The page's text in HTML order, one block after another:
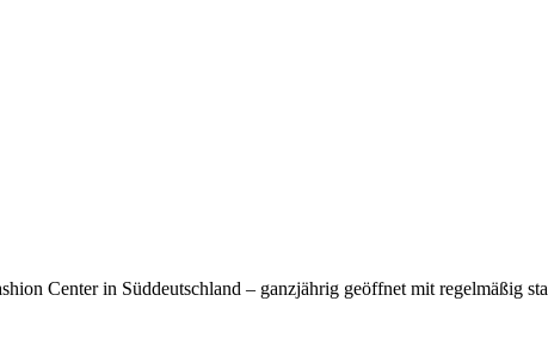
Center in Süddeutschland – ganzjährig geöffnet mit regelmäßig